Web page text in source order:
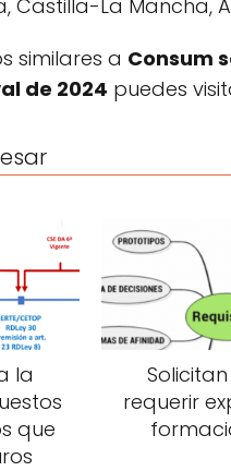
Castilla-La Mancha,
similares a Consum
de 2024 puedes
la
que
requerir